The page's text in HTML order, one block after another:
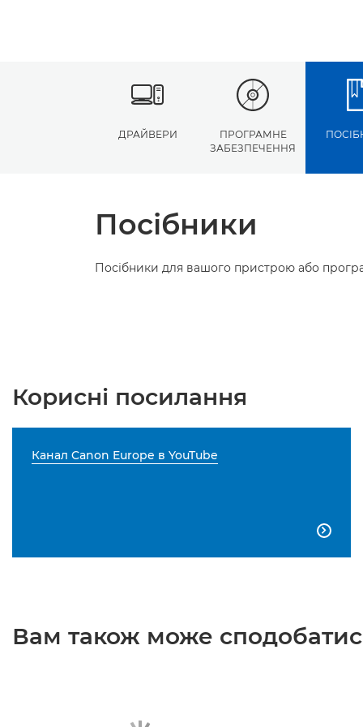
ДРАЙВЕРИ
ПРОГРАМНЕ
ЗАБЕЗПЕЧЕННЯ
Посібники
Посібники для вашого пристрою або
Корисні посилання
Канал Canon Europe в YouTube

Вам також може